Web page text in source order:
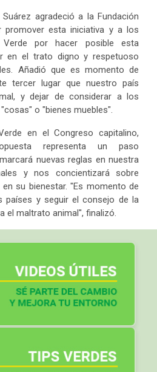
agradeció a la Fundación
promover esta iniciativa y a los
por hacer posible esta
en el trato digno y respetuoso
Añadió que es momento de
tercer lugar que nuestro país
y dejar de considerar a los
o "bienes muebles".
en el Congreso capitalino,
representa un paso
nuevas reglas en nuestra
y nos concientizará sobre
su bienestar. "Es momento de
países y seguir el consejo de la
el maltrato animal", finalizó.